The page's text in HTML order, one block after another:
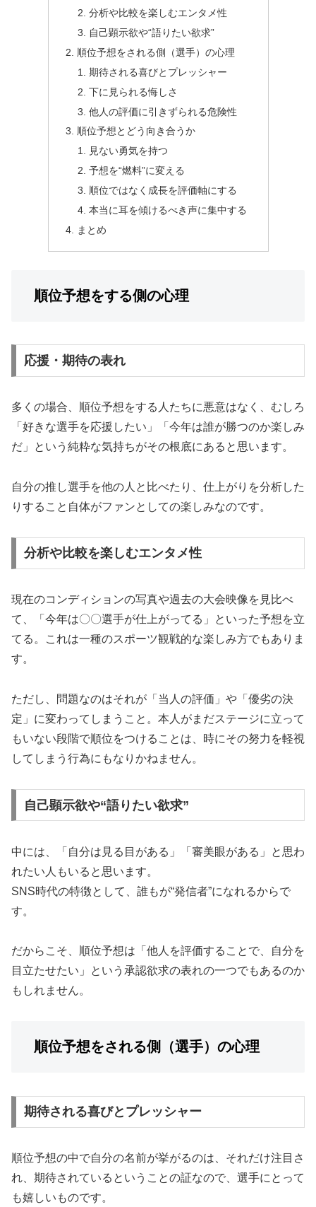
分析や比較を楽しむエンタメ性
自己顕示欲や“語りたい欲求”
順位予想をされる側（選手）の心理
期待される喜びとプレッシャー
下に見られる悔しさ
他人の評価に引きずられる危険性
順位予想とどう向き合うか
見ない勇気を持つ
予想を“燃料”に変える
順位ではなく成長を評価軸にする
本当に耳を傾けるべき声に集中する
まとめ
順位予想をする側の心理
応援・期待の表れ
多くの場合、順位予想をする人たちに悪意はなく、むしろ
「好きな選手を応援したい」「今年は誰が勝つのか楽しみ
だ」という純粋な気持ちがその根底にあると思います。
自分の推し選手を他の人と比べたり、仕上がりを分析した
りすること自体がファンとしての楽しみなのです。
分析や比較を楽しむエンタメ性
現在のコンディションの写真や過去の大会映像を見比べ
て、「今年は〇〇選手が仕上がってる」といった予想を立
てる。これは一種のスポーツ観戦的な楽しみ方でもありま
す。
ただし、問題なのはそれが「当人の評価」や「優劣の決
定」に変わってしまうこと。本人がまだステージに立って
もいない段階で順位をつけることは、時にその努力を軽視
してしまう行為にもなりかねません。
自己顕示欲や“語りたい欲求”
中には、「自分は見る目がある」「審美眼がある」と思わ
れたい人もいると思います。
SNS時代の特徴として、誰もが“発信者”になれるからで
す。
だからこそ、順位予想は「他人を評価することで、自分を
目立たせたい」という承認欲求の表れの一つでもあるのか
もしれません。
順位予想をされる側（選手）の心理
期待される喜びとプレッシャー
順位予想の中で自分の名前が挙がるのは、それだけ注目さ
れ、期待されているということの証なので、選手にとって
も嬉しいものです。